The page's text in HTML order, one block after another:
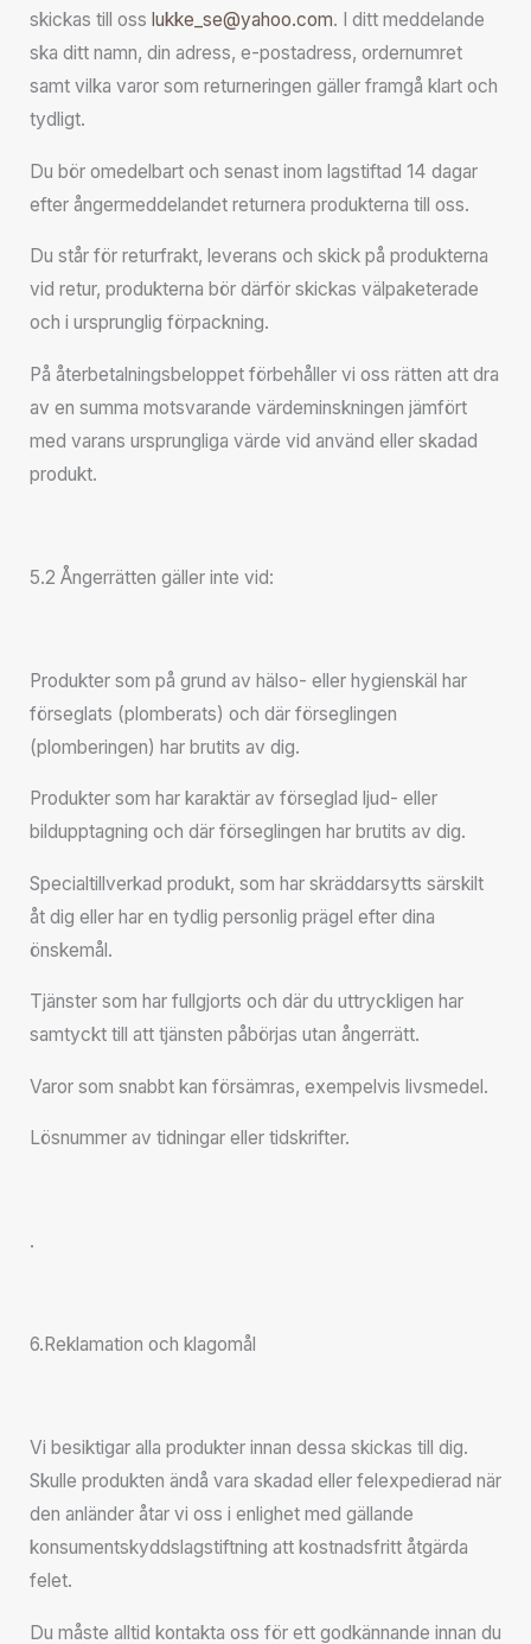
skickas till oss lukke_se@yahoo.com. I ditt meddelande
ska ditt namn, din adress, e-postadress, ordernumret
samt vilka varor som returneringen gäller framgå klart och
tydligt.
Du bör omedelbart och senast inom lagstiftad 14 dagar
efter ångermeddelandet returnera produkterna till oss.
Du står för returfrakt, leverans och skick på produkterna
vid retur, produkterna bör därför skickas välpaketerade
och i ursprunglig förpackning.
På återbetalningsbeloppet förbehåller vi oss rätten att dra
av en summa motsvarande värdeminskningen jämfört
med varans ursprungliga värde vid använd eller skadad
produkt.
5.2 Ångerrätten gäller inte vid:
Produkter som på grund av hälso- eller hygienskäl har
förseglats (plomberats) och där förseglingen
(plomberingen) har brutits av dig.
Produkter som har karaktär av förseglad ljud- eller
bildupptagning och där förseglingen har brutits av dig.
Specialtillverkad produkt, som har skräddarsytts särskilt
åt dig eller har en tydlig personlig prägel efter dina
önskemål.
Tjänster som har fullgjorts och där du uttryckligen har
samtyckt till att tjänsten påbörjas utan ångerrätt.
Varor som snabbt kan försämras, exempelvis livsmedel.
Lösnummer av tidningar eller tidskrifter.
.
6.Reklamation och klagomål
Vi besiktigar alla produkter innan dessa skickas till dig.
Skulle produkten ändå vara skadad eller felexpedierad när
den anländer åtar vi oss i enlighet med gällande
konsumentskyddslagstiftning att kostnadsfritt åtgärda
felet.
Du måste alltid kontakta oss för ett godkännande innan du